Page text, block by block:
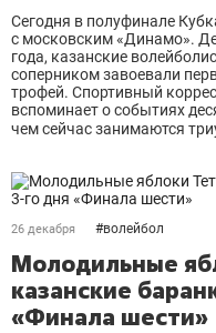
Сегодня в полуфинале
с московским «Динамо».
года, казанские
соперником завоевали
трофей. Спортивный
вспоминает о событиях
чем сейчас занимаются
26 декабря #волейбол
Молодильные
казанские
«Финала шести»